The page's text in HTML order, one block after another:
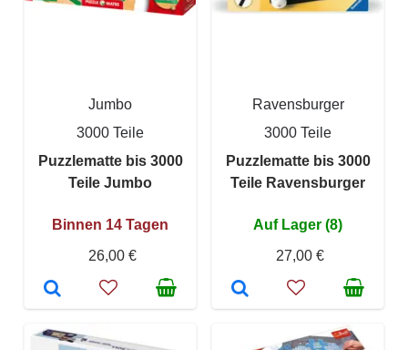
Jumbo
3000 Teile
Puzzlematte bis 3000
Teile Jumbo
Binnen 14 Tagen
26,00 €
Ravensburger
3000 Teile
Puzzlematte bis 3000
Teile Ravensburger
Auf Lager (8)
27,00 €